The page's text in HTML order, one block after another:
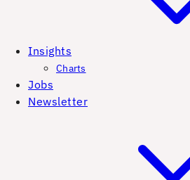
Insights
Charts
Jobs
Newsletter